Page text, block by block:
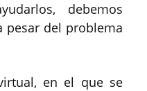
debemos
pesar del problema
en el que se